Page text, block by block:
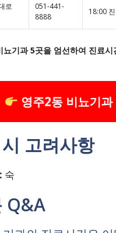
로
051-441-
8888
18:00
기과 5곳을 엄선하여 진료
영주2동 비뇨기과
고려사항
숙
Q&A